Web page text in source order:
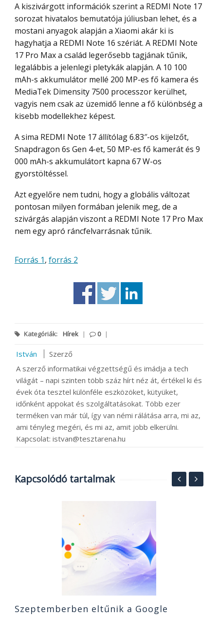
A kiszivárgott információk szerint a REDMI Note 17
sorozat hivatalos bemutatója júliusban lehet, és a
mostani anyagok alapján a Xiaomi akár ki is
hagyhatja a REDMI Note 16 szériát. A REDMI Note
17 Pro Max a család legerősebb tagjának tűnik,
legalábbis a jelenlegi pletykák alapján. A 10 100
mAh-s akkumulátor mellé 200 MP-es fő kamera és
MediaTek Dimensity 7500 processzor kerülhet,
vagyis nem csak az üzemidő lenne a fő különbség a
kisebb modellekhez képest.
A sima REDMI Note 17 állítólag 6.83″-os kijelzőt,
Snapdragon 6s Gen 4-et, 50 MP-es fő kamerát és 9
000 mAh-s akkumulátort kapna 67 W-os
gyorstöltéssel.
Azt egyelőre nem tudni, hogy a globális változat
pontosan milyen formában jelenik meg, de a
szivárgás alapján viszont a REDMI Note 17 Pro Max
nem egy apró ráncfelvarrásnak tűnik.
Forrás 1, forrás 2
Kategóriák: Hírek | 0 |
István
Szerző
A szerző informatikai végzettségű és imádja a tech
világát – napi szinten több száz hírt néz át, értékel ki és
évek óta tesztel különféle eszközöket, kütyüket,
időnként appokat és szolgáltatásokat. Több ezer
terméken van már túl, így van némi rálátása arra, mi az,
ami tényleg megéri, és mi az, amit jobb elkerülni.
Kapcsolat: istvan@tesztarena.hu
Kapcsolódó tartalmak
Szeptemberben eltűnik a Google